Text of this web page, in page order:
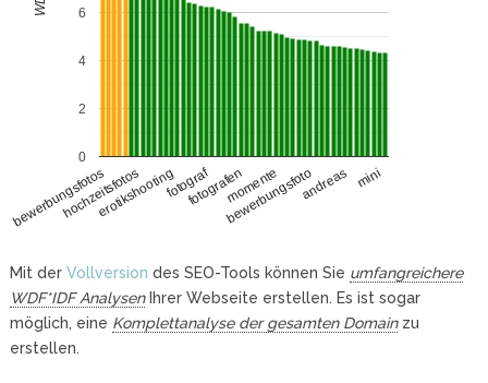
bewerbungsfotos
hochzeitsfotos
erotikshootingfotograf
fotografenmomente
bewerbungsfotoandreas mini
0
2
4
6
Mit der Vollversion des SEO-Tools können Sie umfangreichere
WDF*IDF AnalysenIhrer Webseite erstellen. Es ist sogar
möglich, eine Komplettanalyse der gesamten Domainzu
erstellen.